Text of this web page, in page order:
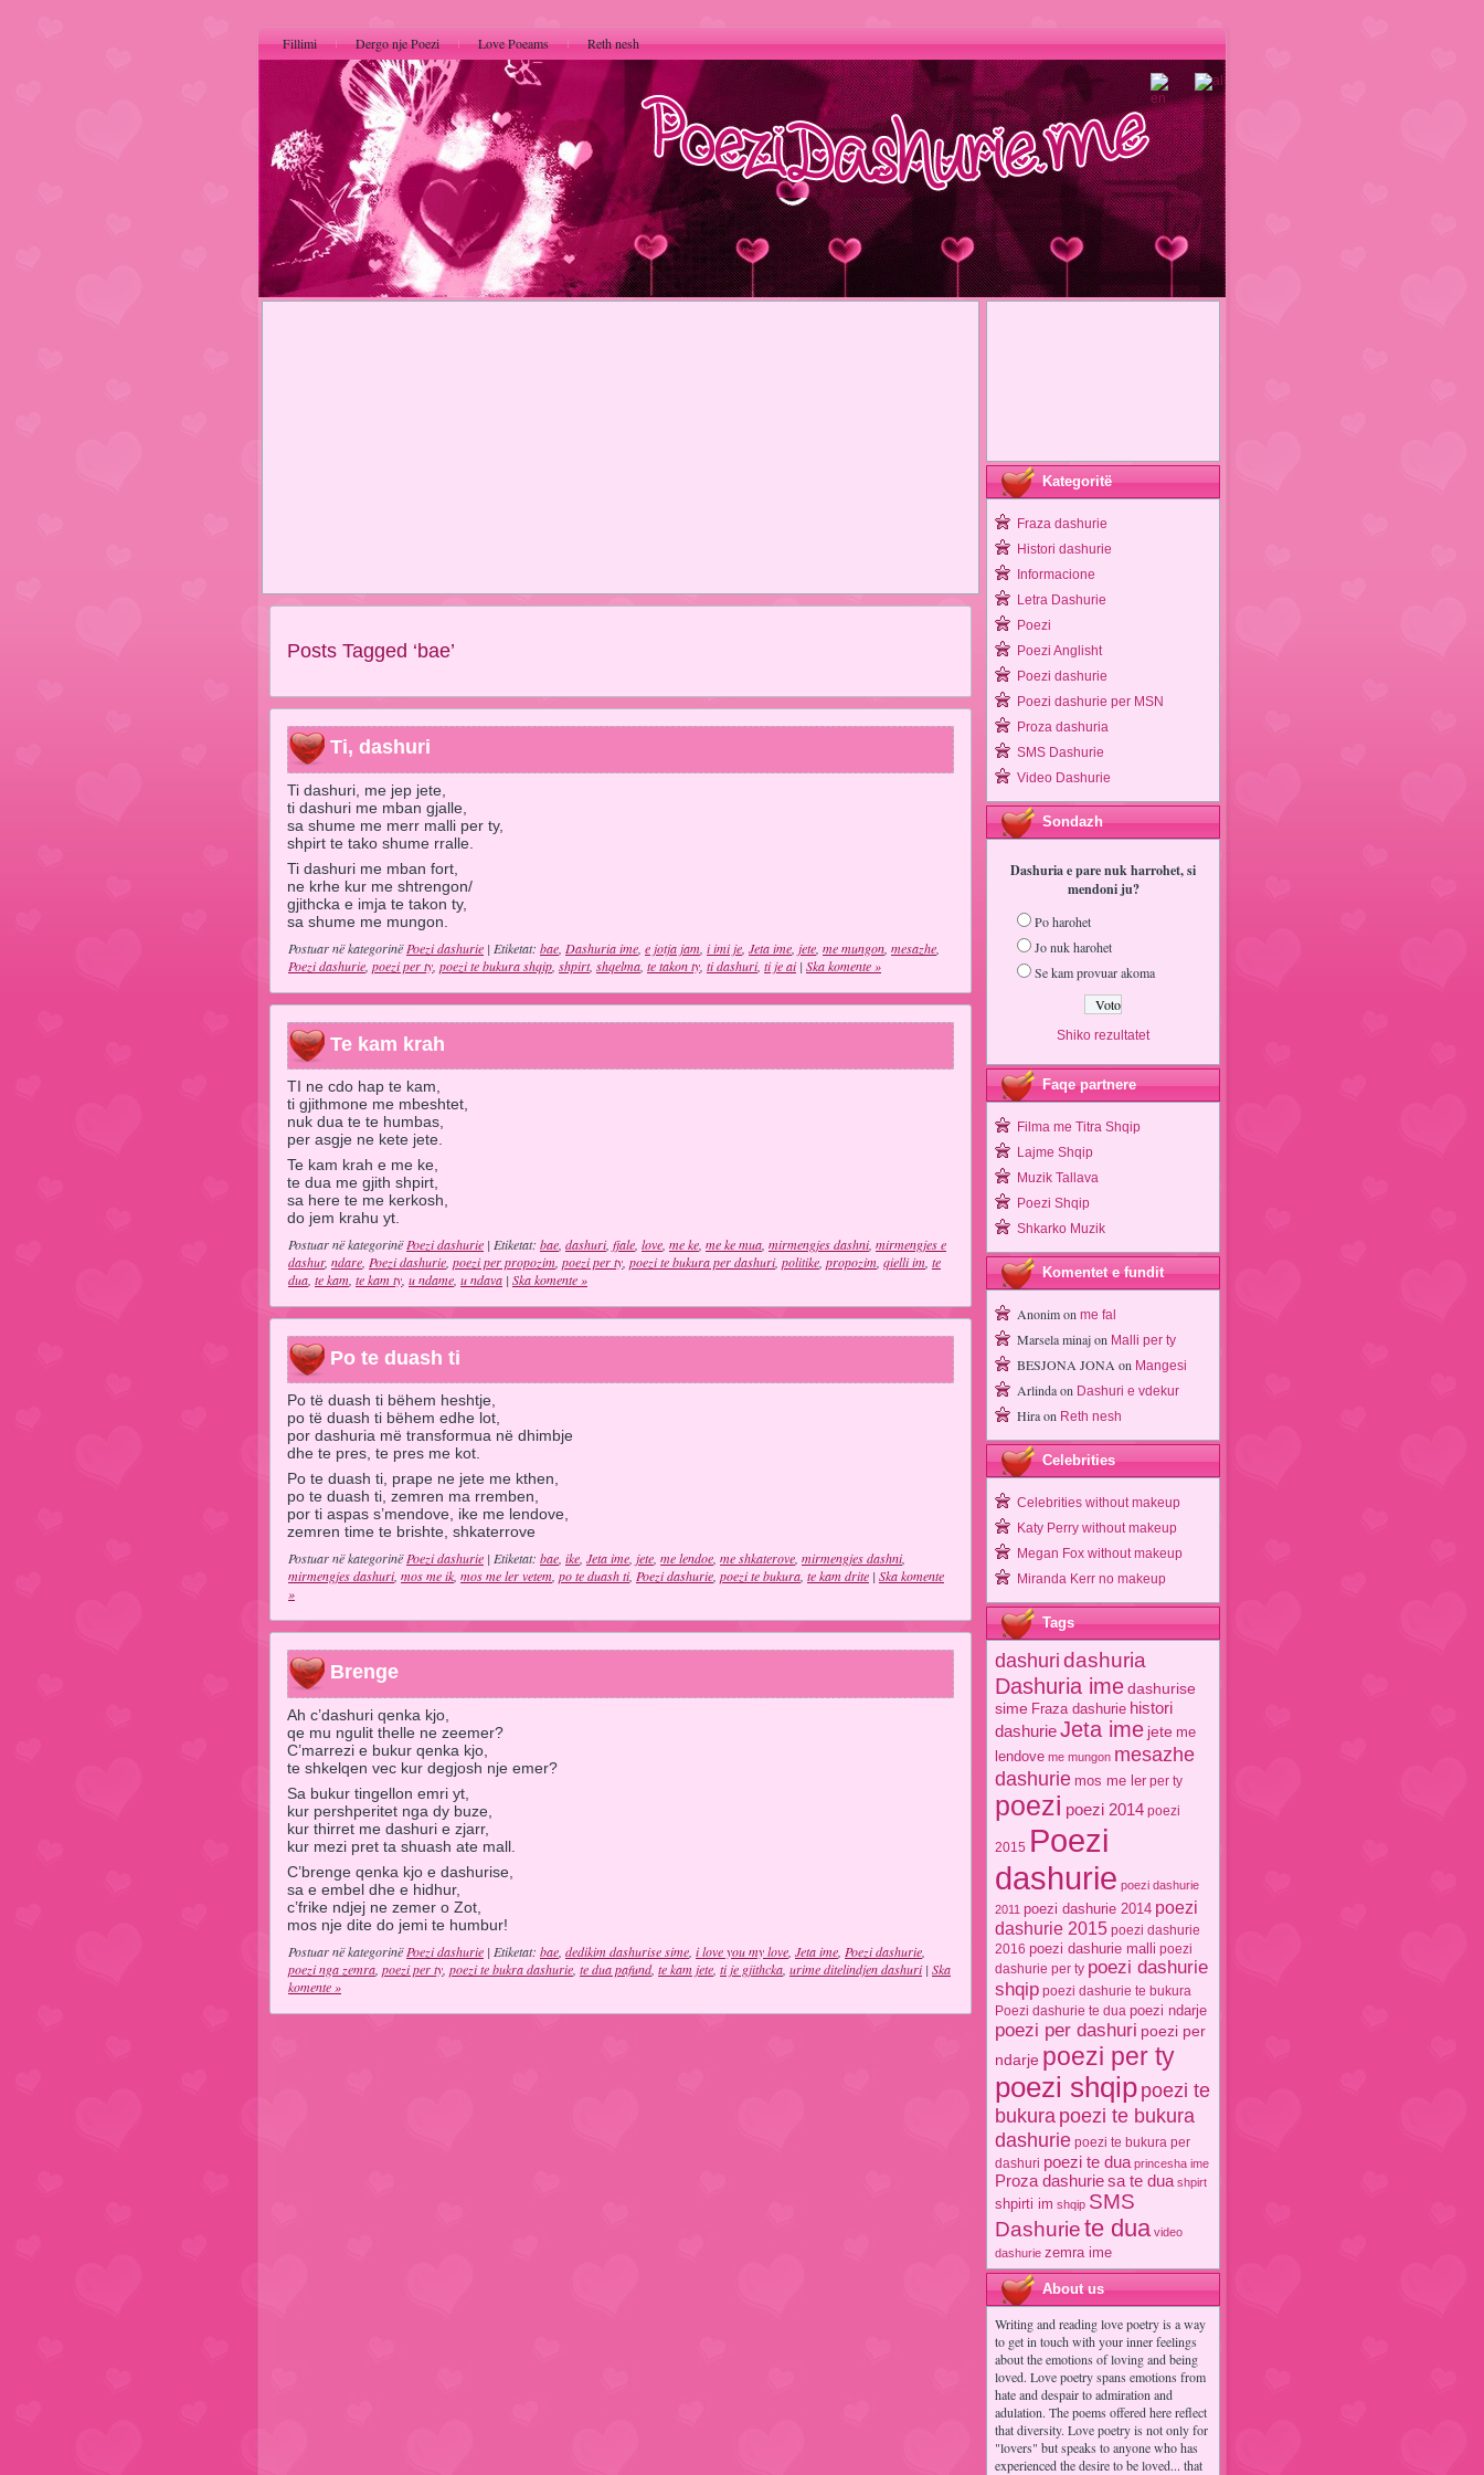
Fillimi Dergo nje Poezi Love Poeams Reth nesh
Posts Tagged ‘bae’
Ti, dashuri
Ti dashuri, me jep jete,
ti dashuri me mban gjalle,
sa shume me merr malli per ty,
shpirt te tako shume rralle.
Ti dashuri me mban fort,
ne krhe kur me shtrengon/
gjithcka e imja te takon ty,
sa shume me mungon.
Postuar në kategorinëPoezi dashurie | Etiketat: bae Dashuria ime e jotja jam i imi je Jeta ime jete me mungon mesazhe
Poezi dashurie poezi per ty poezi te bukura shqip shpirt, shqelma te takon ty ti dashuri, ti je ai| Ska komente »
Te kam krah
TI ne cdo hap te kam,
ti gjithmone me mbeshtet,
nuk dua te te humbas,
per asgje ne kete jete.
Te kam krah e me ke,
te dua me gjith shpirt,
sa here te me kerkosh,
do jem krahu yt.
Postuar në kategorinëPoezi dashurie | Etiketat: bae, dashuri, fjale, love, me ke, me ke mua, mirmengjes dashni, mirmengjes e
dashur, ndare, Poezi dashurie, poezi per propozim, poezi per ty, poezi te bukura per dashuri, politike, propozim, qielli im, te
dua, te kam, te kam ty, u ndame, u ndava | Ska komente »
Po te duash ti
Po të duash ti bëhem heshtje,
po të duash ti bëhem edhe lot,
por dashuria më transformua në dhimbje
dhe te pres, te pres me kot.
Po te duash ti, prape ne jete me kthen,
po te duash ti, zemren ma rremben,
por ti aspas s’mendove, ike me lendove,
zemren time te brishte, shkaterrove
Postuar në kategorinëPoezi dashurie | Etiketat: bae, ike, Jeta ime, jete, me lendoe, me shkaterove, mirmengjes dashni,
mirmengjes dashuri, mos me ik, mos me ler vetem, po te duash ti, Poezi dashurie, poezi te bukura, te kam drite | Ska komente
»
Brenge
Ah c’dashuri qenka kjo,
qe mu ngulit thelle ne zeemer?
C’marrezi e bukur qenka kjo,
te shkelqen vec kur degjosh nje emer?
Sa bukur tingellon emri yt,
kur pershperitet nga dy buze,
kur thirret me dashuri e zjarr,
kur mezi pret ta shuash ate mall.
C’brenge qenka kjo e dashurise,
sa e embel dhe e hidhur,
c’frike ndjej ne zemer o Zot,
mos nje dite do jemi te humbur!
Postuar në kategorinëPoezi dashurie | Etiketat: bae dedikim dashurise sime i love you my love Jeta ime Poezi dashurie
poezi nga zemra poezi per ty poezi te bukra dashurie te dua pafund, te kam jete ti je gjithcka urime ditelindjen dashuri| Ska
komente »
Kategoritë
Fraza dashurie
Histori dashurie
Informacione
Letra Dashurie
Poezi
Poezi Anglisht
Poezi dashurie
Poezi dashurie per MSN
Proza dashuria
SMS Dashurie
Video Dashurie
Sondazh
Dashuria e pare nuk harrohet, si
mendoni ju?
Po harohet
Jo nuk harohet
Se kam provuar akoma
Shiko rezultatet
Faqe partnere
Filma me Titra Shqip
Lajme Shqip
Muzik Tallava
Poezi Shqip
Shkarko Muzik
Komentet e fundit
Anonimon me fal
Marsela minajon Malli per ty
BESJONA JONA on Mangesi
Arlindaon Dashuri e vdekur
Hiraon Reth nesh
Celebrities
Celebrities without makeup
Katy Perry without makeup
Megan Fox without makeup
Miranda Kerr no makeup
Tags
dashuridashuria
Dashuria imedashurise
sime Fraza dashurie histori
dashurieJeta ime jete me
lendove me mungon mesazhe
dashurie mos me ler per ty
poezi poezi 2014 poezi
2015 Poezi
dashurie poezi dashurie
2011 poezi dashurie 2014 poezi
dashurie 2015 poezi dashurie
2016 poezi dashurie malli poezi
dashurie per ty poezi dashurie
shqip poezi dashurie te bukura
Poezi dashurie te dua poezi ndarje
poezi per dashuri poezi per
ndarje poezi per ty
poezi shqip poezi te
bukura poezi te bukura
dashurie poezi te bukura per
dashuri poezi te dua princesha ime
Proza dashuriesa te dua shpirt
shpirti im shqip SMS
Dashuriete dua video
dashurie zemra ime
About us
Writing and reading love poetry is a way
to get in touch with your inner feelings
about the emotions of loving and being
loved. Love poetry spans emotions from
hate and despair to admiration and
adulation. The poems offered here reflect
that diversity. Love poetry is not only for
"lovers" but speaks to anyone who has
experienced the desire to be loved... that